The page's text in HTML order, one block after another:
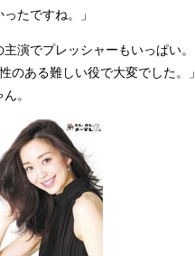
たですね。」
主演でプレッシャーもいっぱい。
のある難しい役で大変でした。」
。